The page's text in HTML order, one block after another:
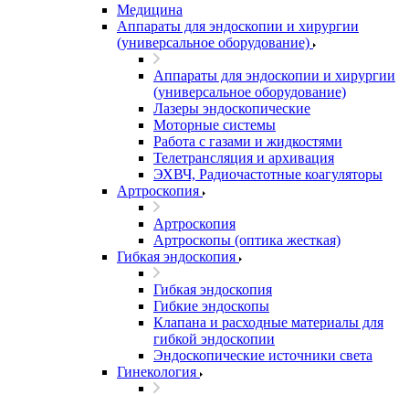
Медицина
Аппараты для эндоскопии и хирургии
(универсальное оборудование)
Аппараты для эндоскопии и хирургии
(универсальное оборудование)
Лазеры эндоскопические
Моторные системы
Работа с газами и жидкостями
Телетрансляция и архивация
ЭХВЧ, Радиочастотные коагуляторы
Артроскопия
Артроскопия
Артроскопы (оптика жесткая)
Гибкая эндоскопия
Гибкая эндоскопия
Гибкие эндоскопы
Клапана и расходные материалы для
гибкой эндоскопии
Эндоскопические источники света
Гинекология